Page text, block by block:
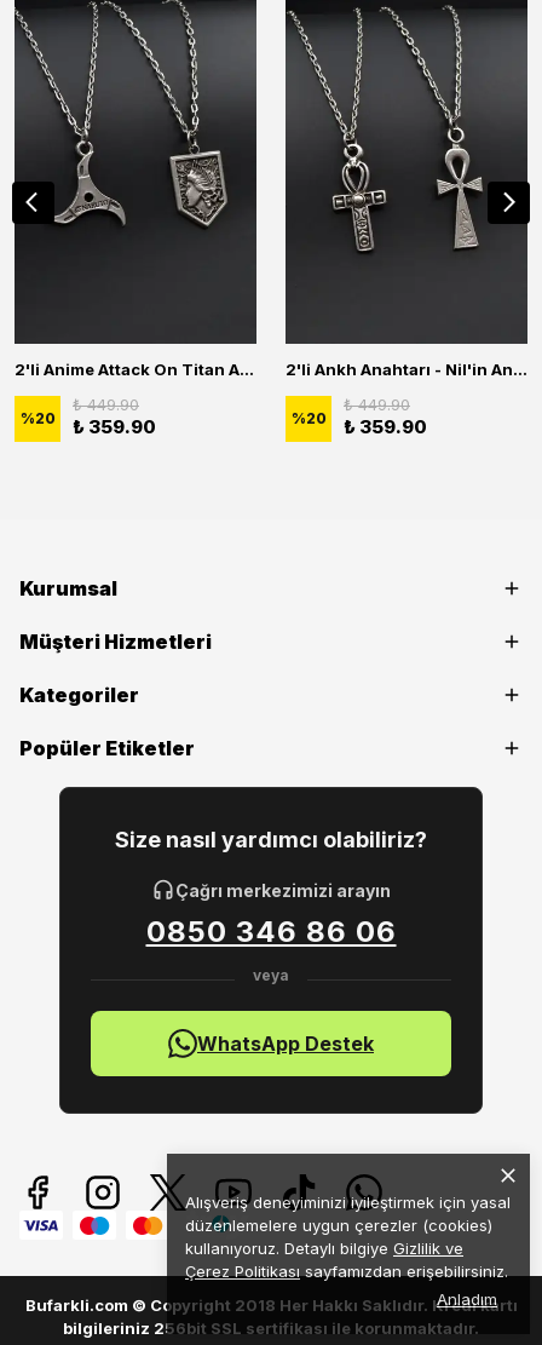
Alışveriş deneyiminizi iyileştirmek için yasal
düzenlemelere uygun çerezler (cookies)
kullanıyoruz. Detaylı bilgiye Gizlilik ve
Çerez Politikası sayfamızdan erişebilirsiniz.
Anladım
2'li Anime Attack On Titan Acrylic Maria Anime Naruto Erkek Kadın Kolye Seti
%20
₺ 449.90
₺ 359.90
2'li Ankh Anahtarı - Nil'in Anahtarı Erkek Kadın Kolye Seti
%20
₺ 449.90
₺ 359.90
Kurumsal
Müşteri Hizmetleri
Kategoriler
Popüler Etiketler
Size nasıl yardımcı olabiliriz?
Çağrı merkezimizi arayın
0850 346 86 06
WhatsApp Destek
Bufarkli.com © Copyright 2018 Her Hakkı Saklıdır. Kredi kartı
bilgileriniz 256bit SSL sertifikası ile korunmaktadır.